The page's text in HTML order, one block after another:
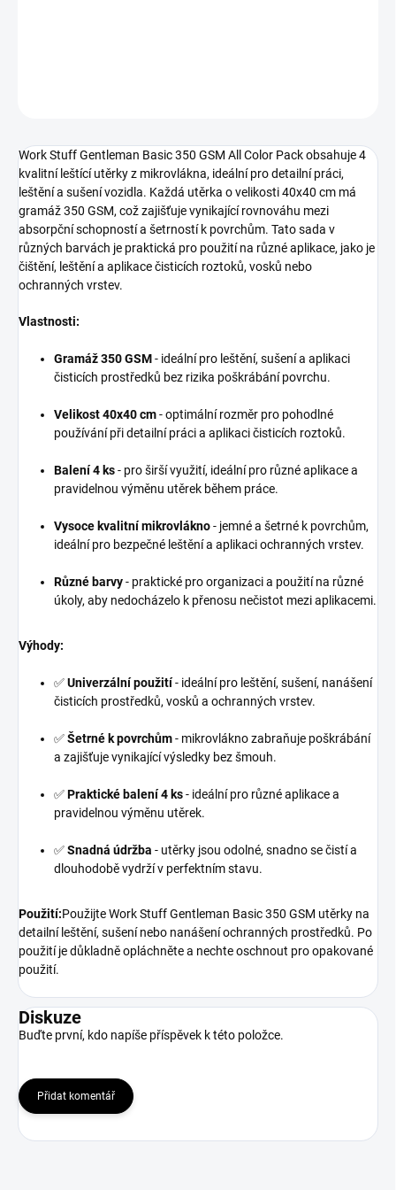
Work Stuff Gentleman Basic 350 GSM All Color Pack obsahuje 4
kvalitní leštící utěrky z mikrovlákna, ideální pro detailní práci,
leštění a sušení vozidla. Každá utěrka o velikosti 40x40 cm má
gramáž 350 GSM, což zajišťuje vynikající rovnováhu mezi
absorpční schopností a šetrností k povrchům. Tato sada v
různých barvách je praktická pro použití na různé aplikace, jako je
čištění, leštění a aplikace čisticích roztoků, vosků nebo
ochranných vrstev.
Vlastnosti:
Gramáž 350 GSM- ideální pro leštění, sušení a aplikaci
čisticích prostředků bez rizika poškrábání povrchu.
Velikost 40x40 cm- optimální rozměr pro pohodlné
používání při detailní práci a aplikaci čisticích roztoků.
Balení 4 ks- pro širší využití, ideální pro různé aplikace a
pravidelnou výměnu utěrek během práce.
Vysoce kvalitní mikrovlákno- jemné a šetrné k povrchům,
ideální pro bezpečné leštění a aplikaci ochranných vrstev.
Různé barvy- praktické pro organizaci a použití na různé
úkoly, aby nedocházelo k přenosu nečistot mezi aplikacemi.
Výhody:
✅Univerzální použití- ideální pro leštění, sušení, nanášení
čisticích prostředků, vosků a ochranných vrstev.
✅Šetrné k povrchům- mikrovlákno zabraňuje poškrábání
a zajišťuje vynikající výsledky bez šmouh.
✅Praktické balení 4 ks- ideální pro různé aplikace a
pravidelnou výměnu utěrek.
✅Snadná údržba - utěrky jsou odolné, snadno se čistí a
dlouhodobě vydrží v perfektním stavu.
Použití:Použijte Work Stuff Gentleman Basic 350 GSM utěrky na
detailní leštění, sušení nebo nanášení ochranných prostředků. Po
použití je důkladně opláchněte a nechte oschnout pro opakované
použití.
Diskuze
Buďte první, kdo napíše příspěvek k této položce.
Přidat komentář